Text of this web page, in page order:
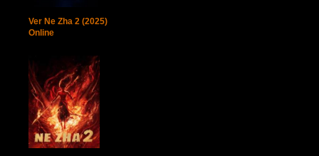
Ver Ne Zha 2 (2025)
Online